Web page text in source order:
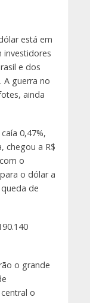
está em
investidores
e dos
A guerra no
ainda
0,47%,
chegou a R$
o
o dólar a
de
o grande
o